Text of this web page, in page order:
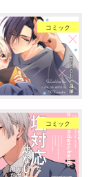
コミック
コミック